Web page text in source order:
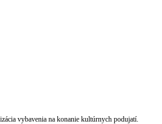
vybavenia na konanie kultúrnych podujatí.